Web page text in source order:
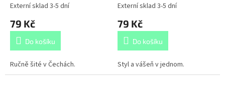
Externí sklad 3-5 dní
79 Kč
Do košíku
Ručně šité v Čechách.
Externí sklad 3-5 dní
79 Kč
Do košíku
Styl a vášeň v jednom.